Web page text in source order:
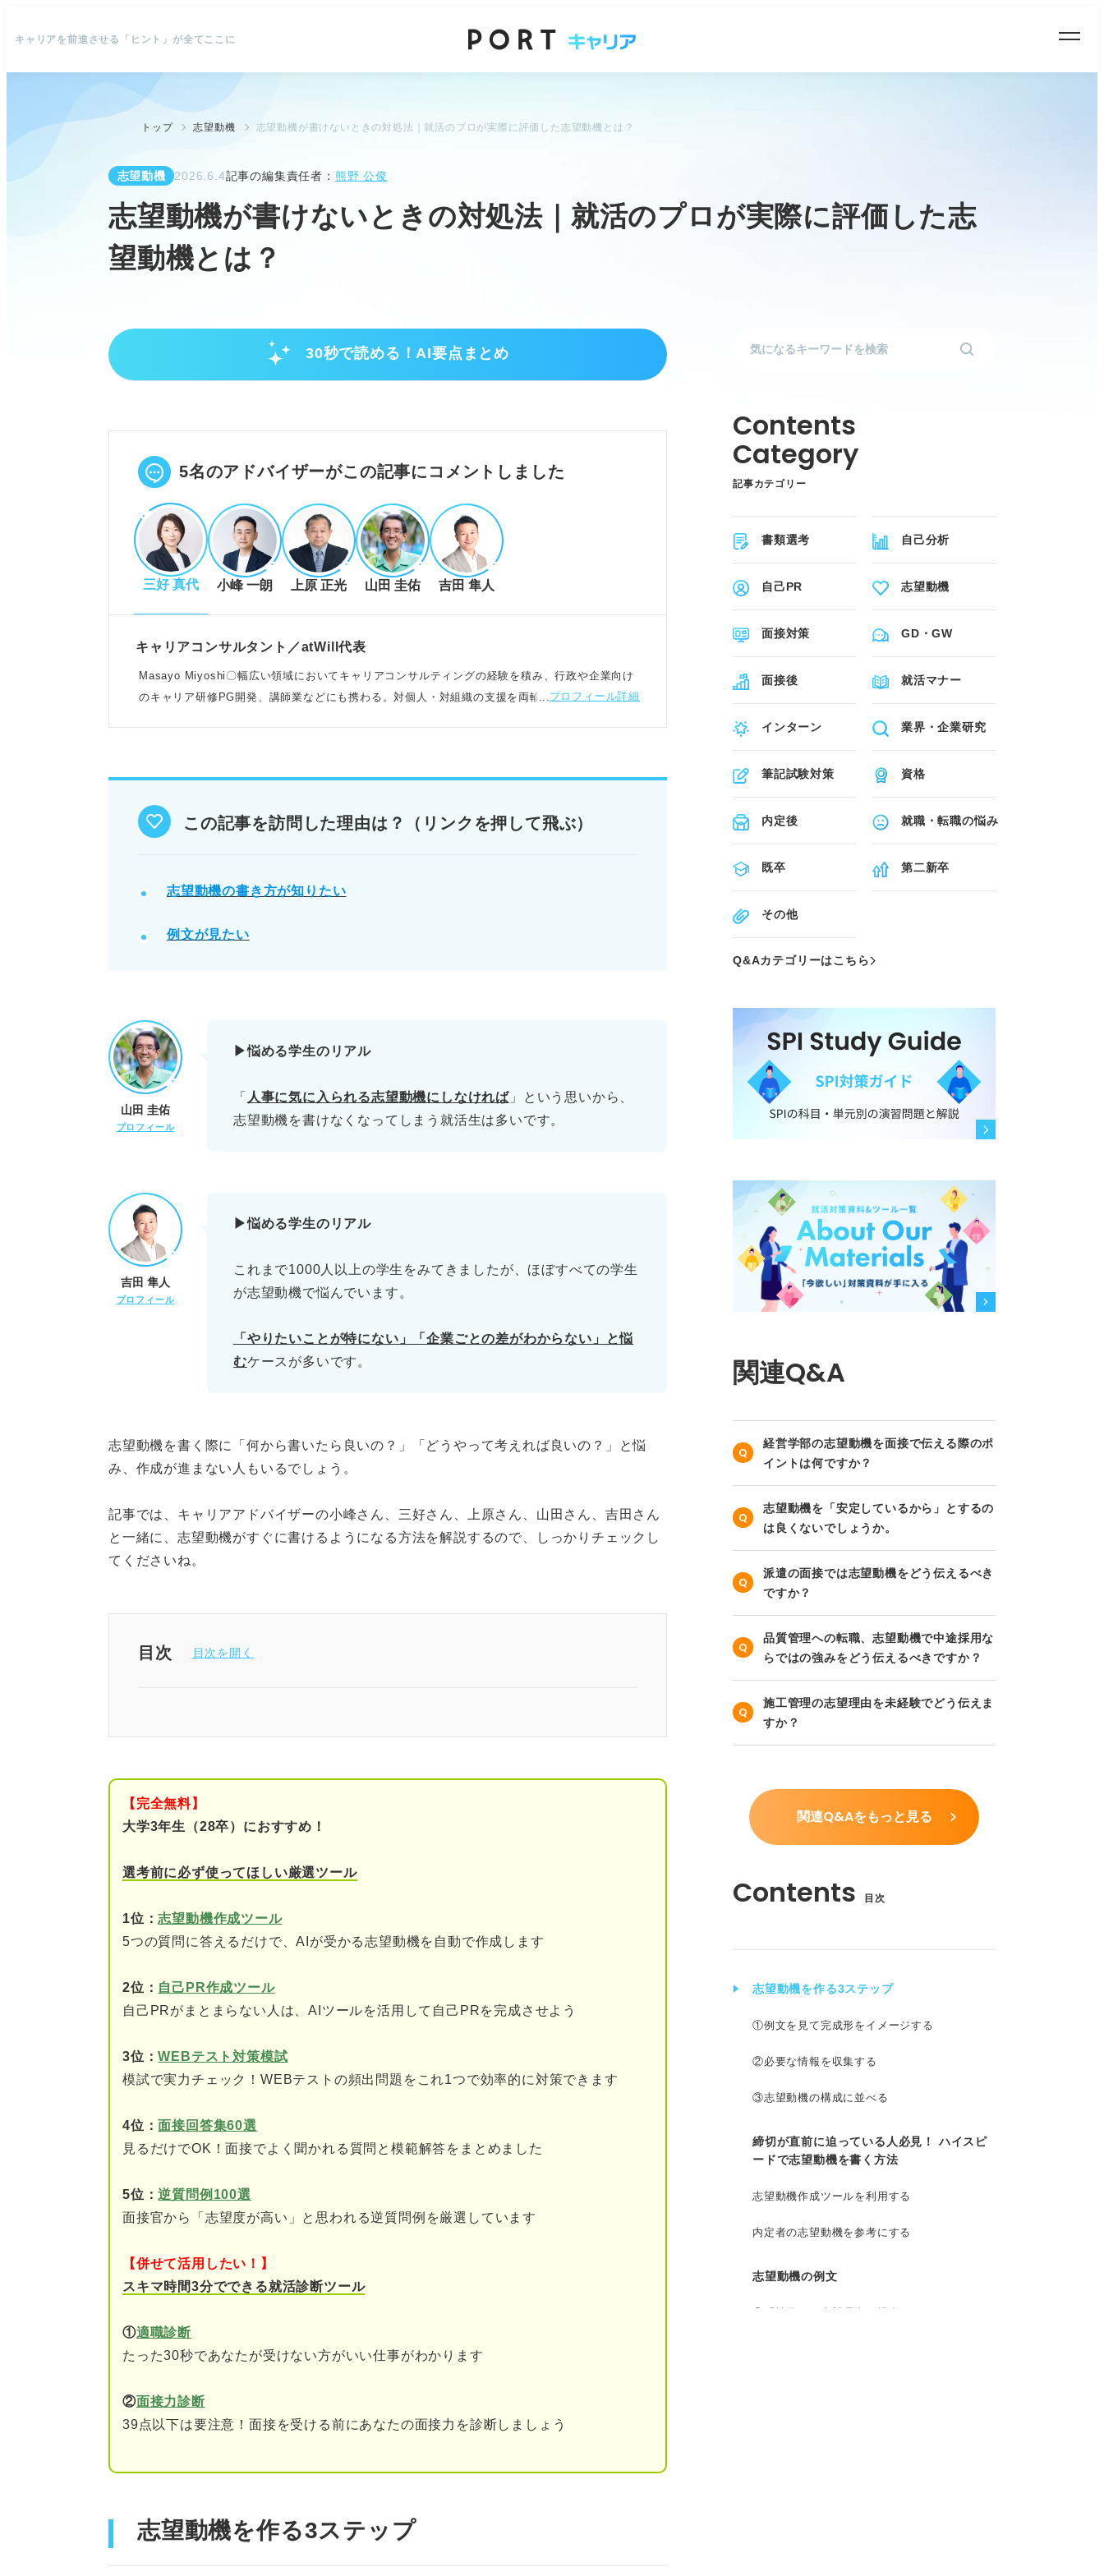
キャリアを前進させる「ヒント」が全てここに
トップ 志望動機 志望動機が書けないときの対処法｜就活のプロが実際に評価した志望動機とは？
志望動機 2026.6.4記事の編集責任者： 熊野 公俊
志望動機が書けないときの対処法｜就活のプロが実際に評価した志
望動機とは？
30秒で読める！AI要点まとめ
志望動機作成の基本ステップ
PREP法で伝わりやすい構成に並べ、作成する。
POINT：企業・社会・自分の3視点を取り入れると印象的。
書けない原因と効率的な解決策
書けない原因はイメージ不足や理解不足にある。
自己理解・企業理解を深め、本音を掘り起こす。
ツールや内定者例文を活用し効率的に作成する。
POINT：表面的な理由でなく、自分の本音を深掘りすることが重要。
記事の該当箇所を見る
志望動機を作る3ステップ
志望動機の例文
5名のアドバイザーがこの記事にコメントしました
三好 真代 小峰 一朗 上原 正光 山田 圭佑 吉田 隼人
キャリアコンサルタント／atWill代表
Masayo Miyoshi〇幅広い領域においてキャリアコンサルティングの経験を積み、行政や企業向け
のキャリア研修PG開発、講師業などにも携わる。対個人・対組織の支援を両輪でおこなっている
プロフィール詳細
この記事を訪問した理由は？（リンクを押して飛ぶ）
志望動機の書き方が知りたい
例文が見たい
山田 圭佑
プロフィール
▶悩める学生のリアル
「 人事に気に入られる志望動機にしなければ 」という思いから、
志望動機を書けなくなってしまう就活生は多いです。
吉田 隼人
プロフィール
▶悩める学生のリアル
これまで1000人以上の学生をみてきましたが、ほぼすべての学生
が志望動機で悩んでいます。
「やりたいことが特にない」「企業ごとの差がわからない」と悩
むケースが多いです。
志望動機を書く際に「何から書いたら良いの？」「どうやって考えれば良いの？」と悩
み、作成が進まない人もいるでしょう。
記事では、キャリアアドバイザーの小峰さん、三好さん、上原さん、山田さん、吉田さん
と一緒に、志望動機がすぐに書けるようになる方法を解説するので、しっかりチェックし
てくださいね。
目次
③志望動機の構成に並べる
締切が直前に迫っている人必見！ ハイスピードで志望動機を書く方法
内定者の志望動機を参考にする
志望動機の例文
①「社風」が志望理由の場合
②「社会貢献」が志望理由の場合
④「企業理念」が志望理由の場合
「自分」の情報を整理する
企業の情報と自分の情報を結び付る
志望動機の構成
②根拠となるエピソード
【完全無料】
大学3年生（28卒）におすすめ！
選考前に必ず使ってほしい厳選ツール
1位：志望動機作成ツール
5つの質問に答えるだけで、AIが受かる志望動機を自動で作成します
2位： 自己PR作成ツール
自己PRがまとまらない人は、AIツールを活用して自己PRを完成させよう
3位：WEBテスト対策模試
模試で実力チェック！WEBテストの頻出問題をこれ1つで効率的に対策できます
4位：面接回答集60選
見るだけでOK！面接でよく聞かれる質問と模範解答をまとめました
5位：逆質問例100選
面接官から「志望度が高い」と思われる逆質問例を厳選しています
【併せて活用したい！】
スキマ時間3分でできる就活診断ツール
①適職診断
たった30秒であなたが受けない方がいい仕事がわかります
②面接力診断
39点以下は要注意！面接を受ける前にあなたの面接力を診断しましょう
志望動機を作る3ステップ
記事カテゴリー
書類選考 自己分析
自己PR 志望動機
面接対策 GD・GW
面接後 就活マナー
インターン 業界・企業研究
筆記試験対策 資格
内定後 就職・転職の悩み
既卒 第二新卒
その他
Q&Aカテゴリーはこちら
関連Q&A
経営学部の志望動機を面接で伝える際のポ
イントは何ですか？
志望動機を「安定しているから」とするの
は良くないでしょうか。
派遣の面接では志望動機をどう伝えるべき
ですか？
品質管理への転職、志望動機で中途採用な
らではの強みをどう伝えるべきですか？
施工管理の志望理由を未経験でどう伝えま
すか？
関連Q&Aをもっと見る
目次
志望動機を作る3ステップ
①例文を見て完成形をイメージする
②必要な情報を収集する
③志望動機の構成に並べる
締切が直前に迫っている人必見！ ハイスピ
ードで志望動機を書く方法
志望動機作成ツールを利用する
内定者の志望動機を参考にする
志望動機の例文